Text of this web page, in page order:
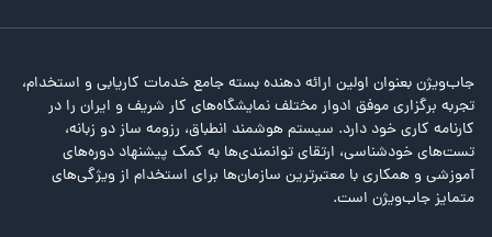
جاب‌ویژن بعنوان اولین ارائه دهنده بسته جامع خدمات کاریابی و استخدام،
تجربه برگزاری موفق ادوار مختلف نمایشگاه‌های کار شریف و ایران را در
کارنامه کاری خود دارد. سیستم هوشمند انطباق، رزومه ساز دو زبانه،
تست‌های خودشناسی، ارتقای توانمندی‌ها به کمک پیشنهاد دوره‌های
آموزشی و همکاری با معتبرترین سازمان‌ها برای استخدام از ویژگی‌های
متمایز جاب‌ویژن است.